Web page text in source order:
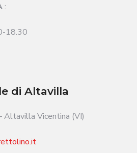
:
18.30
di Altavilla
Altavilla Vicentina (VI)